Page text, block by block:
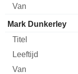
Mark Dunkerley